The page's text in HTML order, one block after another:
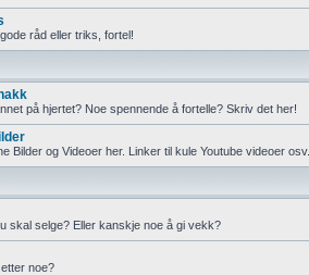
råd eller triks, fortel!
på hjertet? Noe spennende å fortelle? Skriv det her!
Bilder og Videoer her. Linker til kule Youtube videoer osv.
skal selge? Eller kanskje noe å gi vekk?
noe?